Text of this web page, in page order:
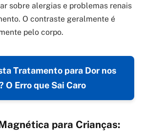
sobre alergias e problemas renais
O contraste geralmente é
pelo corpo.
Tratamento para Dor nos
O Erro que Sai Caro
para Crianças: